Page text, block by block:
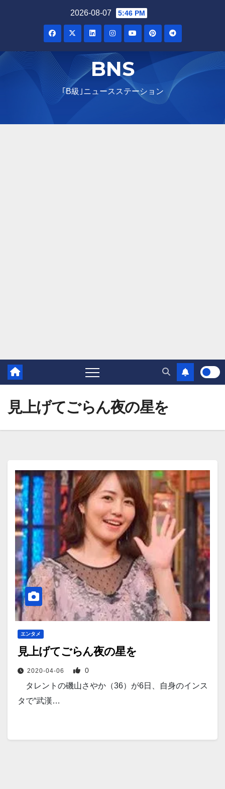
2026-08-07 5:46 PM
BNS
｢B級｣ニュースステーション
見上げてごらん夜の星を
エンタメ
見上げてごらん夜の星を
2020-04-06 0
タレントの磯山さやか（36）が6日、自身のインス
タで“武漢…